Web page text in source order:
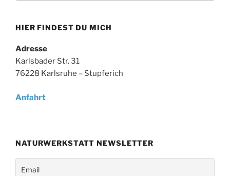
HIER FINDEST DU MICH
Adresse
Karlsbader Str. 31
76228 Karlsruhe – Stupferich
Anfahrt
NATURWERKSTATT NEWSLETTER